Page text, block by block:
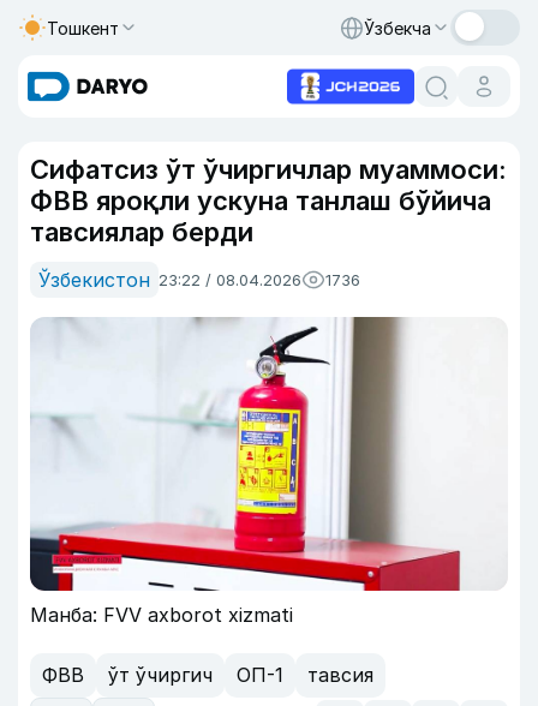
Тошкент Ўзбекча
Сифатсиз ўт ўчиргичлар муаммоси:
ФВВ яроқли ускуна танлаш бўйича
тавсиялар берди
Ўзбекистон 23:22 / 08.04.2026 1736
Манба: FVV axborot xizmati
ФВВ ўт ўчиргич ОП-1
тавсия